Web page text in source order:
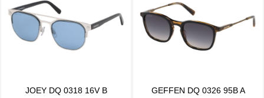
JOEY DQ 0318 16V B GEFFEN DQ 0326 95B A